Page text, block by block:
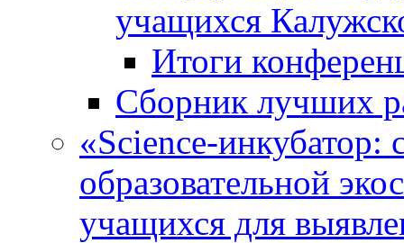
учащихся
Итоги
Сборник лучших
«Science-инкубатор:
образовательной
учащихся для